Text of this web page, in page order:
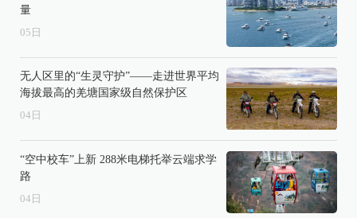
量
05 日
无人区里的“生灵守护”——走进世界平均
海拔最高的羌塘国家级自然保护区
04 日
“空中校车”上新 288米电梯托举云端求学
路
04 日